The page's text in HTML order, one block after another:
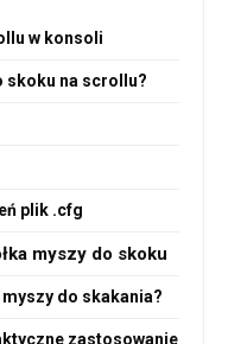
w konsoli
skoku na scrollu?
plik .cfg
myszy do skoku
do skakania?
zastosowanie